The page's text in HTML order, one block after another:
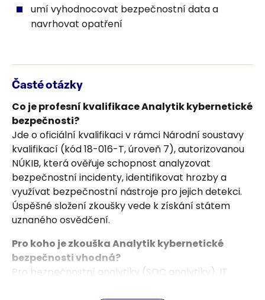
umí vyhodnocovat bezpečnostní data a
navrhovat opatření
Časté otázky
Co je profesní kvalifikace Analytik kybernetické
bezpečnosti?
Jde o oficiální kvalifikaci v rámci Národní soustavy
kvalifikací (kód 18-016-T, úroveň 7), autorizovanou
NÚKIB, která ověřuje schopnost analyzovat
bezpečnostní incidenty, identifikovat hrozby a
využívat bezpečnostní nástroje pro jejich detekci.
Úspěšné složení zkoušky vede k získání státem
uznaného osvědčení.
Pro koho je zkouška Analytik kybernetické
bezpečnosti vhodná?
Pro bezpečnostní analytiky (SOC analytiky), IT